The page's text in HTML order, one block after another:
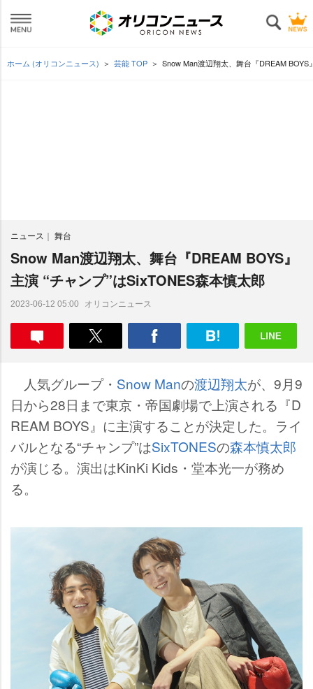
ホーム (オリコンニュース) 芸能 TOP Snow Man渡辺翔太、舞台『DREAM
ニュース 舞台
Snow Man渡辺翔太、舞台『DREAM BOYS』
主演 “チャンプ”はSixTONES森本慎太郎
2023-06-12 05:00 オリコンニュース
人気グループ・ Snow Manの渡辺翔太が、9月9
日から28日まで東京・帝国劇場で上演される『D
REAM BOYS』に主演することが決定した。ライ
バルとなる“チャンプ”はSixTONESの森本慎太郎
が演じる。演出はKinKi Kids・堂本光一が務め
る。